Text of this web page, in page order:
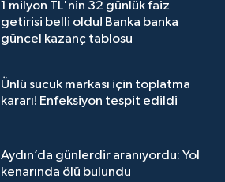
1 milyon TL'nin 32 günlük faiz
getirisi belli oldu! Banka banka
güncel kazanç tablosu
Ünlü sucuk markası için toplatma
kararı! Enfeksiyon tespit edildi
Aydın’da günlerdir aranıyordu: Yol
kenarında ölü bulundu